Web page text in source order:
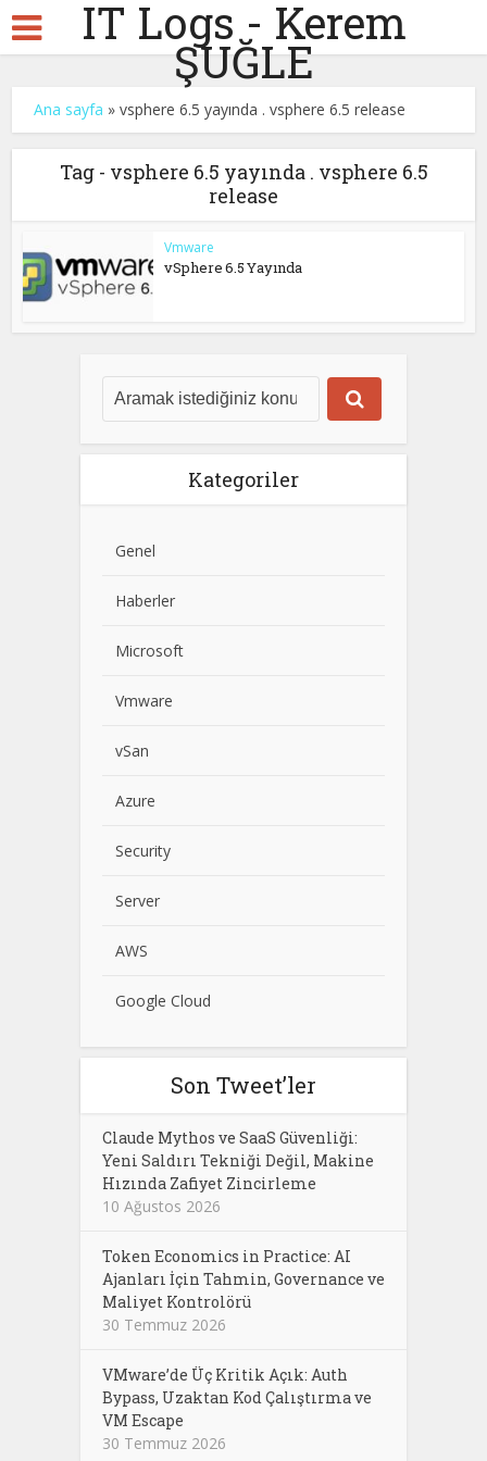
IT Logs - Kerem
ŞUĞLE
Ana sayfa »vsphere 6.5 yayında . vsphere 6.5 release
Tag - vsphere 6.5 yayında . vsphere 6.5
release
Vmware
vSphere 6.5 Yayında
Kategoriler
Genel
Haberler
Microsoft
Vmware
vSan
Azure
Security
Server
AWS
Google Cloud
Son Tweet’ler
Claude Mythos ve SaaS Güvenliği:
Yeni Saldırı Tekniği Değil, Makine
Hızında Zafiyet Zincirleme
10 Ağustos 2026
Token Economics in Practice: AI
Ajanları İçin Tahmin, Governance ve
Maliyet Kontrolörü
30 Temmuz 2026
VMware’de Üç Kritik Açık: Auth
Bypass, Uzaktan Kod Çalıştırma ve
VM Escape
30 Temmuz 2026